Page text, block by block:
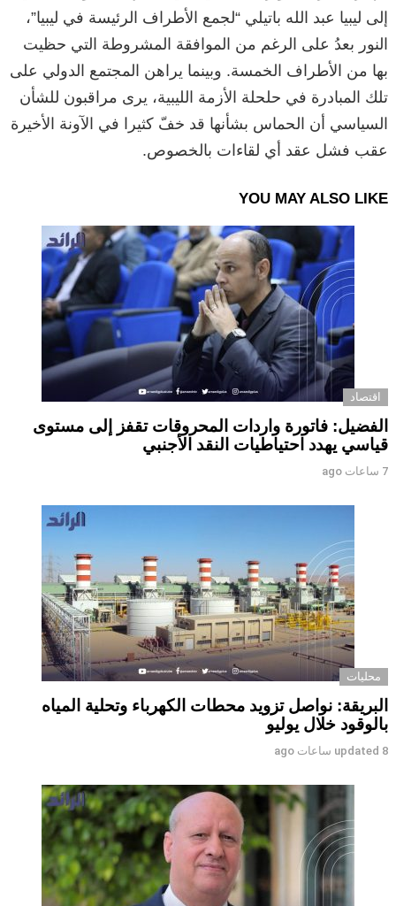
إلى ليبيا عبد الله باتيلي “لجمع الأطراف الرئيسة في ليبيا”،
النور بعدُ على الرغم من الموافقة المشروطة التي حظيت
بها من الأطراف الخمسة. وبينما يراهن المجتمع الدولي على
تلك المبادرة في حلحلة الأزمة الليبية، يرى مراقبون للشأن
السياسي أن الحماس بشأنها قد خفّ كثيرا في الآونة الأخيرة
عقب فشل عقد أي لقاءات بالخصوص.
YOU MAY ALSO LIKE
اقتصاد
الفضيل: فاتورة واردات المحروقات تقفز إلى مستوى
قياسي يهدد احتياطيات النقد الأجنبي
7 ساعات ago
محليات
البريقة: نواصل تزويد محطات الكهرباء وتحلية المياه
بالوقود خلال يوليو
updated 8 ساعات ago